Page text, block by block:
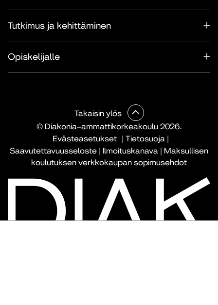
Tutkimus ja kehittäminen
Opiskelijalle
© Diakonia–ammattikorkeakoulu 2026.
Evästeasetukset
| Tietosuoja|
Saavutettavuusseloste | Ilmoituskanava | Maksullisen
koulutuksen verkkokaupan sopimusehdot
Takaisin ylös